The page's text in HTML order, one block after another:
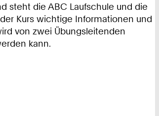
steht die ABC Laufschule und die
Kurs wichtige Informationen und
von zwei Übungsleitenden
kann.